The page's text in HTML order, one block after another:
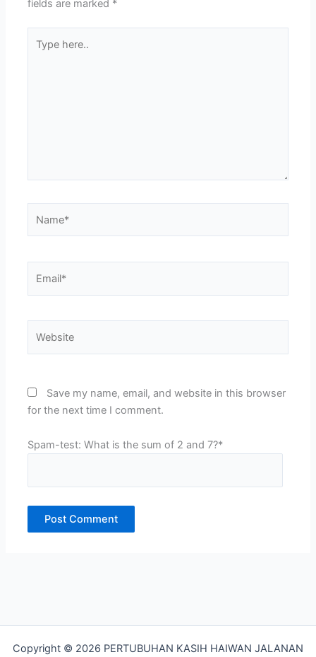
fields are marked *
here..
Save my name, email, and website in this browser
for the next time I comment.
Spam-test: What is the sum of 2 and 7?*
Copyright © 2026 PERTUBUHAN KASIH HAIWAN JALANAN